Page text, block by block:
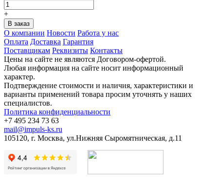
+
О компании Новости Работа у нас
Оплата Доставка Гарантия
Поставщикам Реквизиты Контакты
Цены на сайте не являются Договором-офертой.
Любая информация на сайте носит информационный
характер.
Подтверждение стоимости и наличия, характеристики и
варианты применений товара просим уточнять у наших
специалистов.
Политика конфиденциальности
+7 495 234 73 63
mail@impuls-ks.ru
105120, г. Москва, ул.Нижняя Сыромятническая, д.11